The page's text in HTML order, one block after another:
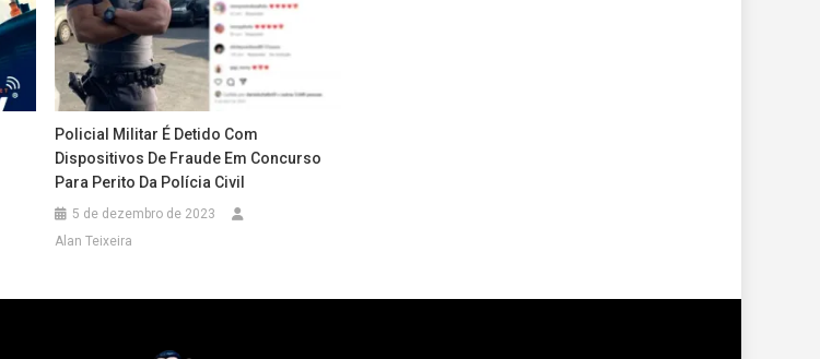
Policial Militar É Detido Com
Dispositivos De Fraude Em Concurso
Para Perito Da Polícia Civil
5 de dezembro de 2023
Alan Teixeira